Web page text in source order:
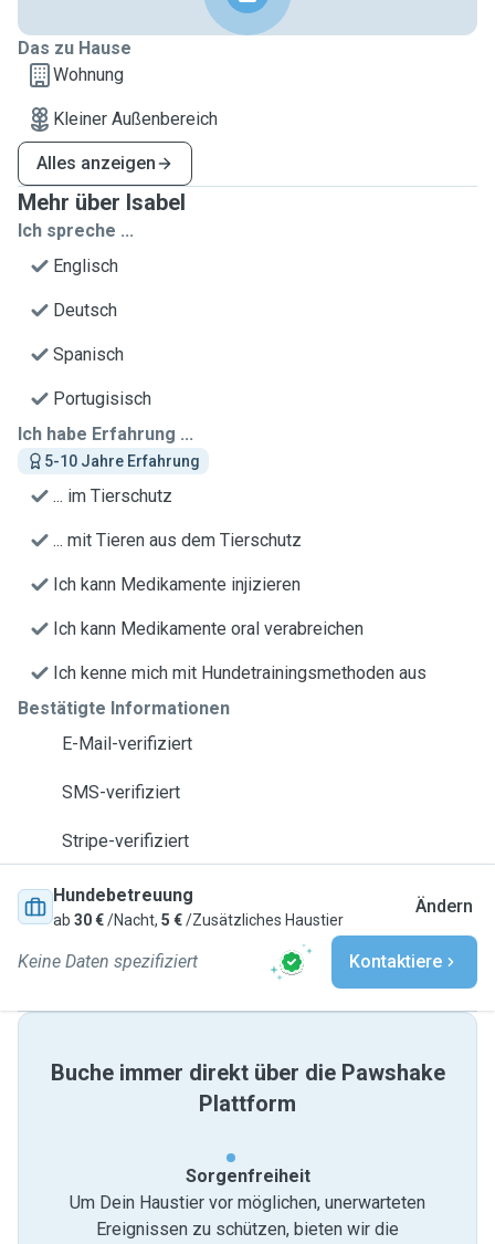
Das zu Hause
Wohnung
Kleiner Außenbereich
Alles anzeigen
Mehr über Isabel
Ich spreche ...
Englisch
Deutsch
Spanisch
Portugisisch
Ich habe Erfahrung ...
5-10 Jahre Erfahrung
... im Tierschutz
... mit Tieren aus dem Tierschutz
Ich kann Medikamente injizieren
Ich kann Medikamente oral verabreichen
Ich kenne mich mit Hundetrainingsmethoden aus
Bestätigte Informationen
E-Mail-verifiziert
SMS-verifiziert
Stripe-verifiziert
Hundebetreuung
ab 30 €/Nacht, 5 €/Zusätzliches Haustier
Ändern
Keine Daten spezifiziert Kontaktiere
Buche immer direkt über die Pawshake
Plattform
Sorgenfreiheit
Um Dein Haustier vor möglichen, unerwarteten
Ereignissen zu schützen, bieten wir die